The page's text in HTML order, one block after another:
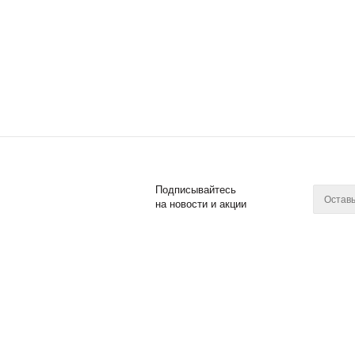
Подписывайтесь
на новости и акции